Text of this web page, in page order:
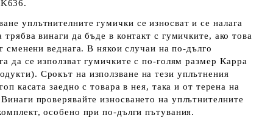
уплътнителните гумички се износват и се налага
винаги да бъде в контакт с гумичките, ако това
сменени веднага. В някои случаи на по-дълго
да се използват гумичките с по-голям размер Kappa
Срокът на използване на тези уплътнения
касата заедно с товара в нея, така и от терена на
проверявайте износването на уплътнителните
особено при по-дълги пътувания.